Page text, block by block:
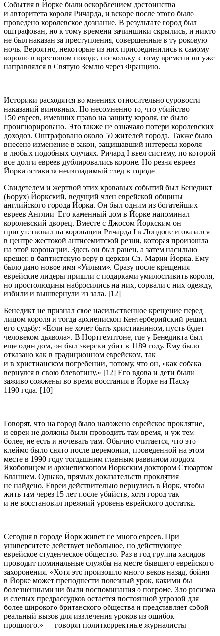
События в Йорке были оскорблением достоинства
и авторитета короля Ричарда, и вскоре после этого было
проведено королевское дознание. В результате город был
оштрафован, но к тому времени зачинщики скрылись, и никто
не был наказан за преступления, совершенные в ту роковую
ночь. Вероятно, некоторые из них присоединились к самому
королю в крестовом походе, поскольку к тому времени он уже
направлялся в Святую Землю через Францию.
Историки расходятся во мнениях относительно суровости
наказаний виновных. Но несомненно то, что убийство
150 евреев, имевших право на защиту короля, не было
проигнорировано. Это также не означало потери королевских
доходов. Оштрафовано около 50 жителей города. Также было
внесено изменение в закон, защищавший интересы короля
в любых подобных случаях. Ричард I ввел систему, по которой
все долги евреев дублировались короне. Но резня евреев
Йорка оставила неизгладимый след в городе.
Свидетелем и жертвой этих кровавых событий был Бенедикт
(Борух) Йоркский, ведущий член еврейской общины
английского города Йорка. Он был одним из богатейших
евреев Англии. Его каменный дом в Йорке напоминал
королевский дворец. Вместе с Джосом Йоркским он
присутствовал на коронации Ричарда I в Лондоне и оказался
в центре жестокой антисемитской резни, которая произошла
на этой коронации. Здесь он был ранен, а затем насильно
крещен в баптистскую веру в церкви Св. Марии Йорка. Ему
было дано новое имя «Уильям». Сразу после крещения
еврейские лидеры пришли с подарками умилостивить короля,
но простолюдины набросились на них, сорвали с них одежду,
избили и вышвернули из зала. [12]
Бенедикт не признал свое насильственное крещение перед
лицом короля и тогда архиепископ Кентерберийский решил
его судьбу: «Если не хочет быть христианином, пусть будет
человеком дьявола». В Нортгемптоне, где у Бенедикта был
еще один дом, он был зверски убит в 1189 году. Ему было
отказано как в традиционном еврейском, так
и в христианском погребении, потому, что он, «как собака
вернулся в свою блевотину.» [12] Его вдова и дети были
заживо сожжены во время восстания в Йорке на Пасху
1190 года. [10]
Говорят, что на город было наложено еврейское проклятие,
и евреи не должны были проводить там время, и уж тем
более, не есть и ночевать там. Обычно считается, что это
клеймо было снято после церемонии, проведенной на этом
месте в 1990 году тогдашним главным раввином лордом
Якобовицем и архиепископом Йоркским доктором Стюартом
Бланшем. Однако, прямых доказательств проклятия
не найдено. Евреи действительно вернулись в Йорк, чтобы
жить там через 15 лет после убийств, хотя город так
и не восстановил прежний уровень еврейского достатка.
Сегодня в городе Йорк живет не много евреев. При
университете действует небольшое, но действующее
еврейское студенческое общество. Раз в год группа хасидов
проводит поминальные службы на месте бывшего еврейского
захоронения. «Хотя это произошло много веков назад, бойня
в Йорке может преподнести полезный урок, какими бы
болезненными ни были воспоминания о погроме. Зло расизма
и слепых предрассудков остается постоянной угрозой для
более широкого британского общества и представляет собой
реальный вызов для извлечения уроков из ошибок
прошлого.» — говорят политкорректные журналисты